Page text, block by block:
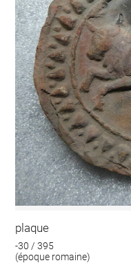
plaque
-30 / 395
(époque romaine)